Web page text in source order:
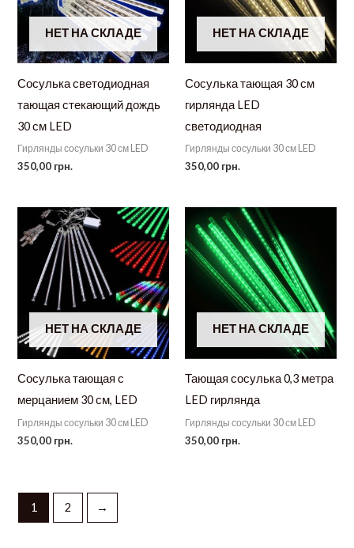
НЕТ НА СКЛАДЕ
Сосулька светодиодная
тающая стекающий дождь
30 см LED
Гирлянды сосульки 30 см LED
350,00 грн.
НЕТ НА СКЛАДЕ
Сосулька тающая 30 см
гирлянда LED
светодиодная
Гирлянды сосульки 30 см LED
350,00 грн.
НЕТ НА СКЛАДЕ
Сосулька тающая с
мерцанием 30 см, LED
Гирлянды сосульки 30 см LED
350,00 грн.
НЕТ НА СКЛАДЕ
Тающая сосулька 0,3 метра
LED гирлянда
Гирлянды сосульки 30 см LED
350,00 грн.
1 2 →